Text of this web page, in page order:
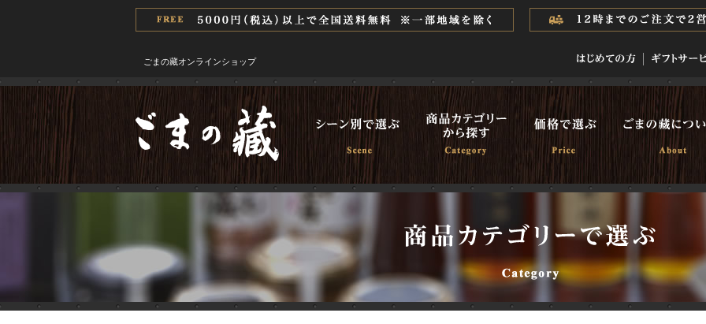
ごまの藏オンラインショップ